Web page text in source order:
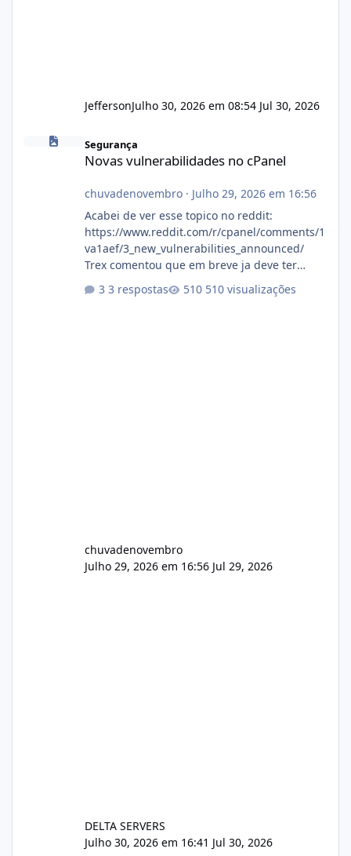
JeffersonJulho 30, 2026 em 08:54 Jul 30, 2026
Novas vulnerabilidades no cPanel
Segurança
Novas vulnerabilidades no cPanel
chuvadenovembro· Julho 29, 2026 em 16:56
Acabei de ver esse topico no reddit:
https://www.reddit.com/r/cpanel/comments/1
va1aef/3_new_vulnerabilities_announced/
Trex comentou que em breve ja deve ter
3 respostas 510 visualizações
chuvadenovembro
Julho 29, 2026 em 16:56 Jul 29, 2026
DELTA SERVERS
Julho 30, 2026 em 16:41 Jul 30, 2026